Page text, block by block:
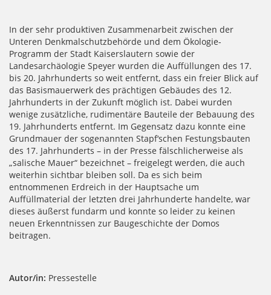
In der sehr produktiven Zusammenarbeit zwischen der
Unteren Denkmalschutzbehörde und dem Ökologie-
Programm der Stadt Kaiserslautern sowie der
Landesarchäologie Speyer wurden die Auffüllungen des 17.
bis 20. Jahrhunderts so weit entfernt, dass ein freier Blick auf
das Basismauerwerk des prächtigen Gebäudes des 12.
Jahrhunderts in der Zukunft möglich ist. Dabei wurden
wenige zusätzliche, rudimentäre Bauteile der Bebauung des
19. Jahrhunderts entfernt. Im Gegensatz dazu konnte eine
Grundmauer der sogenannten Stapf‘schen Festungsbauten
des 17. Jahrhunderts – in der Presse fälschlicherweise als
„salische Mauer“ bezeichnet – freigelegt werden, die auch
weiterhin sichtbar bleiben soll. Da es sich beim
entnommenen Erdreich in der Hauptsache um
Auffüllmaterial der letzten drei Jahrhunderte handelte, war
dieses äußerst fundarm und konnte so leider zu keinen
neuen Erkenntnissen zur Baugeschichte der Domos
beitragen.
Autor/in: Pressestelle